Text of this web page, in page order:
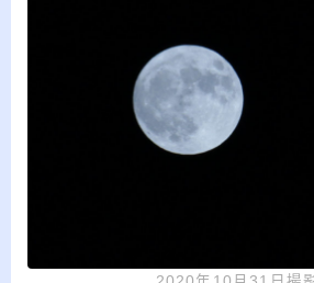
20代のブロガーです。IT・イン
や生活関連、趣味の1つである観
を書いています。
≫詳しいプロフィールを見る